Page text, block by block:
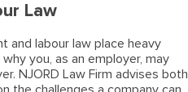
Law
and labour law place heavy
you, as an employer, may
NJORD Law Firm advises both